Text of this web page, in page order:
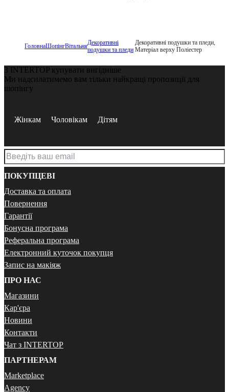
ГоловнаШопінгВітальняДекоративні
подушки та пледи
Декоративні подушки та пледи,
Матеріал верху Поліестер
З INTERTOP купувати вигідніше
Ми надсилатимемо вам тільки найкращі пропозиції для
шопінгу
Жінкам Чоловікам Дітям
ПОКУПЦЕВІ
Доставка та оплата
Повернення
Гарантії
Бонусна програма
Реферальна програма
Електронний куточок покупця
Запис на макіяж
ПРО НАС
Магазини
Кар'єра
Новини
Контакти
Чат з INTERTOP
ПАРТНЕРАМ
Marketplace
Agency